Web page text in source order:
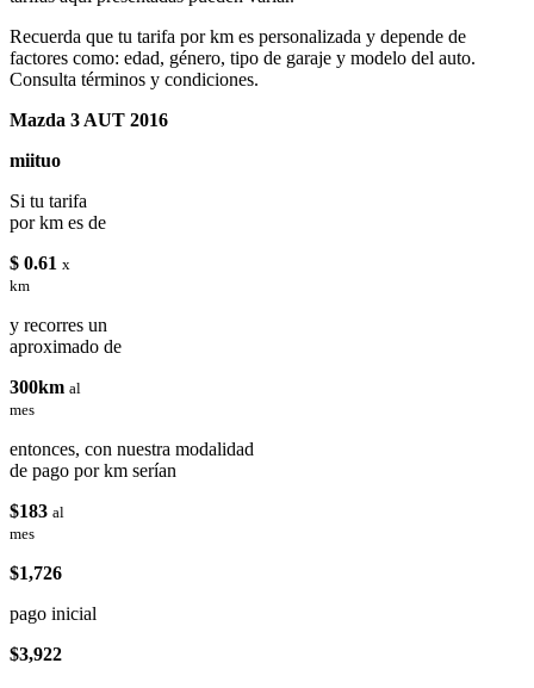
Recuerda que tu tarifa por km es personalizada y depende de
factores como: edad, género, tipo de garaje y modelo del auto.
Consulta términos y condiciones.
Mazda 3 AUT 2016
miituo
Si tu tarifa
por km es de
$ 0.61 x
km
y recorres un
aproximado de
300km al
mes
entonces, con nuestra modalidad
de pago por km serían
$183 al
mes
$1,726
pago inicial
$3,922